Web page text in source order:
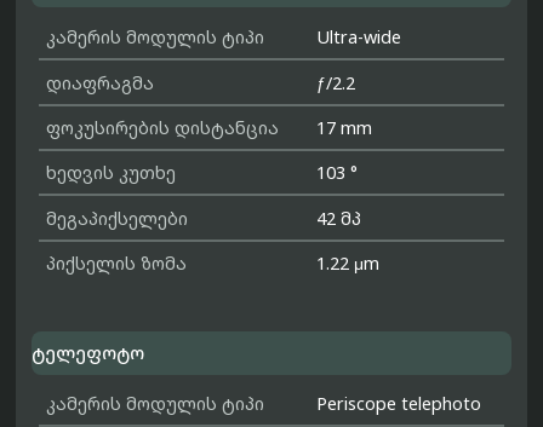
კამერის მოდულის ტიპი
Ultra-wide
დიაფრაგმა
ƒ/2.2
ფოკუსირების დისტანცია
17 mm
ხედვის კუთხე
103 °
მეგაპიქსელები
42 მპ
პიქსელის ზომა
1.22 μm
ტელეფოტო
კამერის მოდულის ტიპი
Periscope telephoto